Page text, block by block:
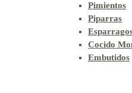
Pimientos
Piparras
Cocido
Embutidos